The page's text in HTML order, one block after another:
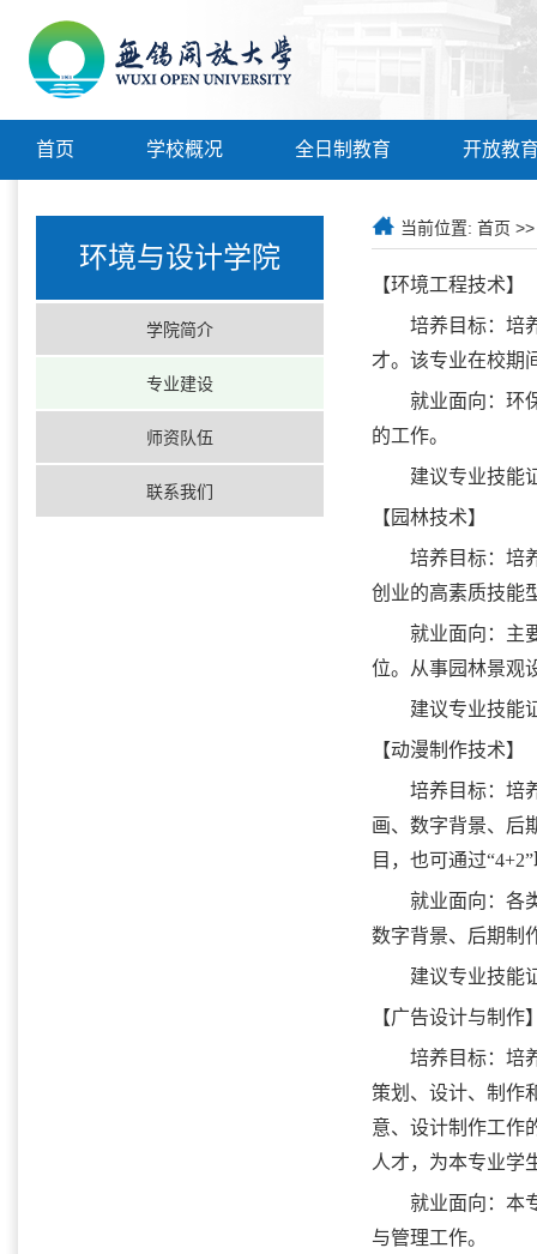
首页 学校概况 全日制教育 开放教
环境与设计学院
学院简介
专业建设
师资队伍
联系我们
当前位置: 首页
【环境工程技术】
培养目标：培
才。该专业在校期
就业面向：环
的工作。
建议专业技能
【园林技术】
培养目标：培
创业的高素质技能
就业面向：主
位。从事园林景观
建议专业技能
【动漫制作技术】
培养目标：培
画、数字背景、后
目，也可通过
就业面向：各
数字背景、后期制
建议专业技能
【广告设计与制作
培养目标： 培
策划、设计、制作
意、设计制作工作
人才，为本专业学
就业面向：本
与管理工作。